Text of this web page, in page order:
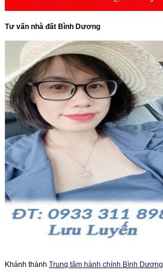
Tư vấn nhà đất Bình Dương
Khánh thành Trung tâm hành chính Bình Dương